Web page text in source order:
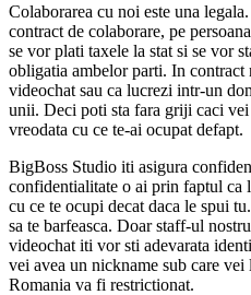
Colaborarea cu noi este una
contract de colaborare, pe
se vor plati taxele la stat si se vor
obligatia ambelor parti. In contract
videochat sau ca lucrezi intr-un
unii. Deci poti sta fara griji caci
vreodata cu ce te-ai ocupat defapt.
BigBoss Studio iti asigura
confidentialitate o ai prin faptul ca
cu ce te ocupi decat daca le spui
sa te barfeasca. Doar staff-ul
videochat iti vor sti adevarata
vei avea un nickname sub care
Romania va fi restrictionat.